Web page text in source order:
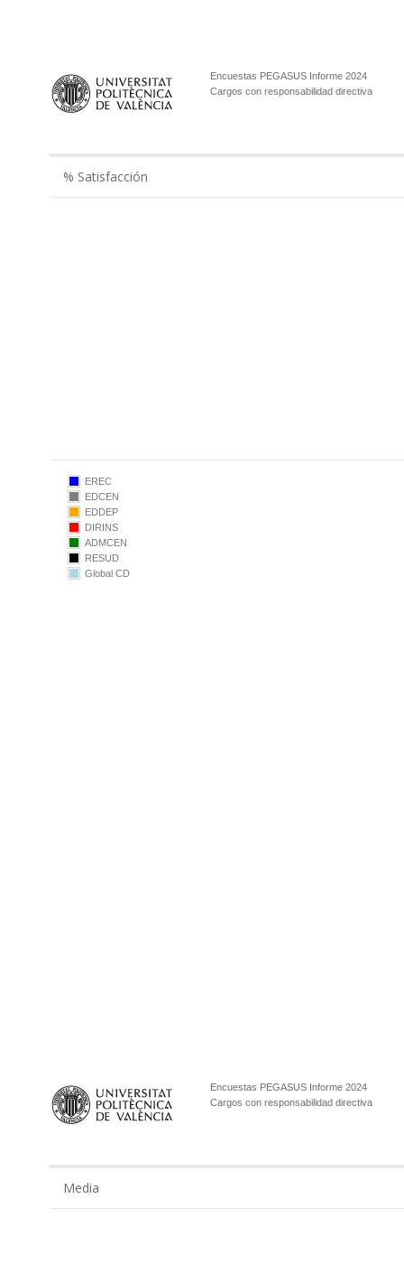
Encuestas PEGASUS Informe 2024
Cargos con responsabilidad directiva
% Satisfacción
EREC
EDCEN
EDDEP
DIRINS
ADMCEN
RESUD
Global CD
Encuestas PEGASUS Informe 2024
Cargos con responsabilidad directiva
Media